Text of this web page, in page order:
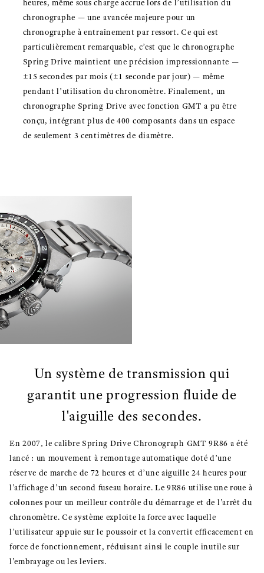
heures, même sous charge accrue lors de l’utilisation du
chronographe — une avancée majeure pour un
chronographe à entraînement par ressort. Ce qui est
particulièrement remarquable, c’est que le chronographe
Spring Drive maintient une précision impressionnante —
±15 secondes par mois (±1 seconde par jour) — même
pendant l’utilisation du chronomètre. Finalement, un
chronographe Spring Drive avec fonction GMT a pu être
conçu, intégrant plus de 400 composants dans un espace
de seulement 3 centimètres de diamètre.
Un système de transmission qui
garantit une progression fluide de
l'aiguille des secondes.
En 2007, le calibre Spring Drive Chronograph GMT 9R86 a été
lancé : un mouvement à remontage automatique doté d’une
réserve de marche de 72 heures et d’une aiguille 24 heures pour
l’affichage d’un second fuseau horaire. Le 9R86 utilise une roue à
colonnes pour un meilleur contrôle du démarrage et de l’arrêt du
chronomètre. Ce système exploite la force avec laquelle
l’utilisateur appuie sur le poussoir et la convertit efficacement en
force de fonctionnement, réduisant ainsi le couple inutile sur
l’embrayage ou les leviers.